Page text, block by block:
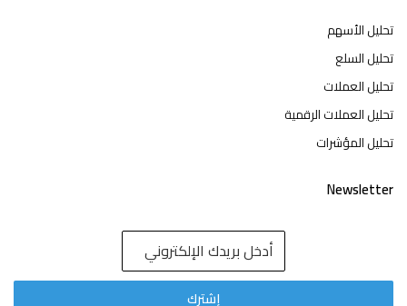
تحليل الأسهم
تحليل السلع
تحليل العملات
تحليل العملات الرقمية
تحليل المؤشرات
Newsletter